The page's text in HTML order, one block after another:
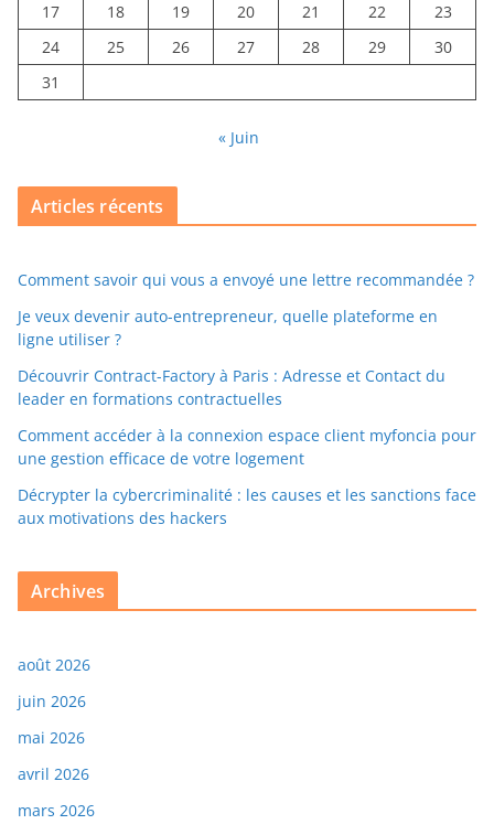
17
18 19 20 21 22
23
24
25 26 27 28 29
30
31
« Juin
Articles récents
Comment savoir qui vous a envoyé une lettre recommandée ?
Je veux devenir auto-entrepreneur, quelle plateforme en
ligne utiliser ?
Découvrir Contract-Factory à Paris : Adresse et Contact du
leader en formations contractuelles
Comment accéder à la connexion espace client myfoncia pour
une gestion efficace de votre logement
Décrypter la cybercriminalité : les causes et les sanctions face
aux motivations des hackers
Archives
août 2026
juin 2026
mai 2026
avril 2026
mars 2026